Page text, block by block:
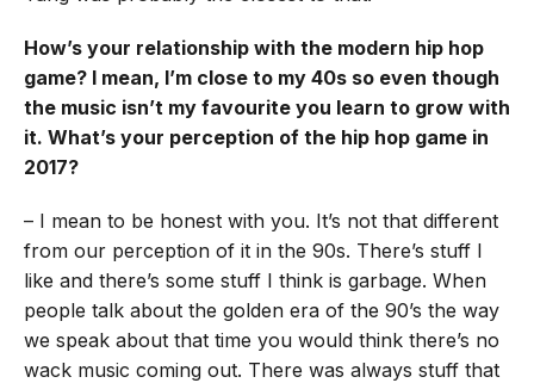
How’s your relationship with the modern hip hop
game? I mean, I’m close to my 40s so even though
the music isn’t my favourite you learn to grow with
it. What’s your perception of the hip hop game in
2017?
– I mean to be honest with you. It’s not that different
from our perception of it in the 90s. There’s stuff I
like and there’s some stuff I think is garbage. When
people talk about the golden era of the 90’s the way
we speak about that time you would think there’s no
wack music coming out. There was always stuff that